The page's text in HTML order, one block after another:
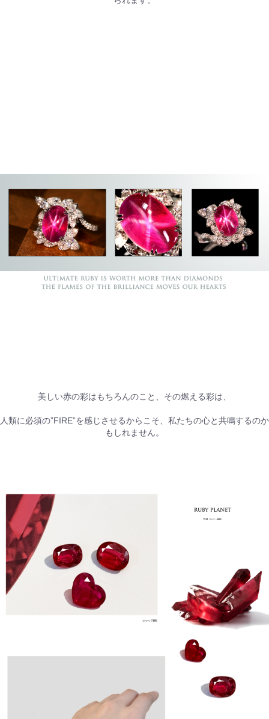
美しい赤の彩はもちろんのこと、その燃える彩は、
人類に必須の”FIRE”を感じさせるからこそ、私たちの心と共鳴するのか
もしれません。